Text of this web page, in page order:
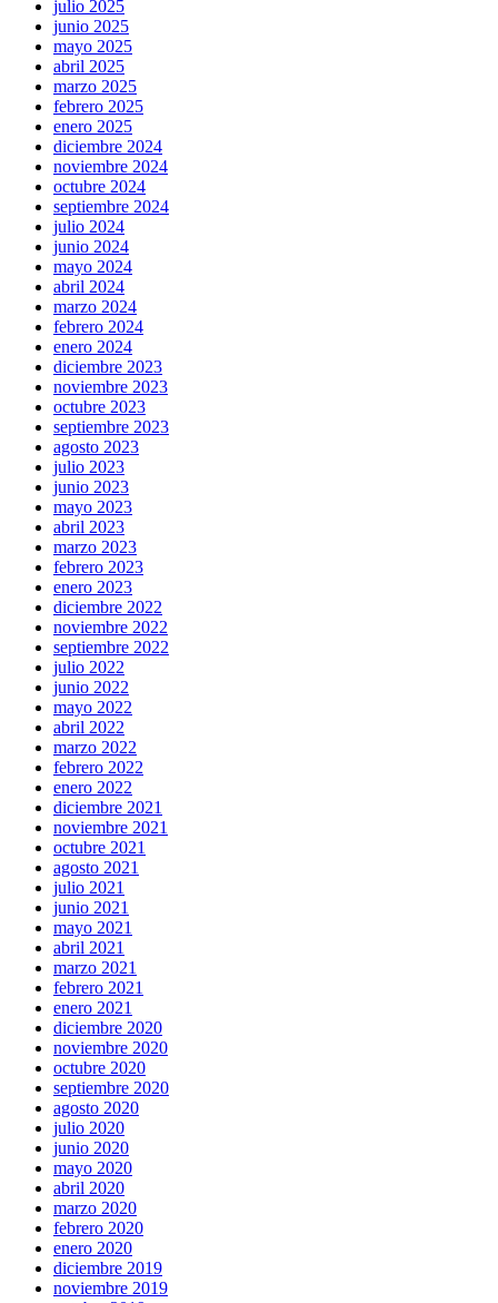
julio 2025
junio 2025
mayo 2025
abril 2025
marzo 2025
febrero 2025
enero 2025
diciembre 2024
noviembre 2024
octubre 2024
septiembre 2024
julio 2024
junio 2024
mayo 2024
abril 2024
marzo 2024
febrero 2024
enero 2024
diciembre 2023
noviembre 2023
octubre 2023
septiembre 2023
agosto 2023
julio 2023
junio 2023
mayo 2023
abril 2023
marzo 2023
febrero 2023
enero 2023
diciembre 2022
noviembre 2022
septiembre 2022
julio 2022
junio 2022
mayo 2022
abril 2022
marzo 2022
febrero 2022
enero 2022
diciembre 2021
noviembre 2021
octubre 2021
agosto 2021
julio 2021
junio 2021
mayo 2021
abril 2021
marzo 2021
febrero 2021
enero 2021
diciembre 2020
noviembre 2020
octubre 2020
septiembre 2020
agosto 2020
julio 2020
junio 2020
mayo 2020
abril 2020
marzo 2020
febrero 2020
enero 2020
diciembre 2019
noviembre 2019